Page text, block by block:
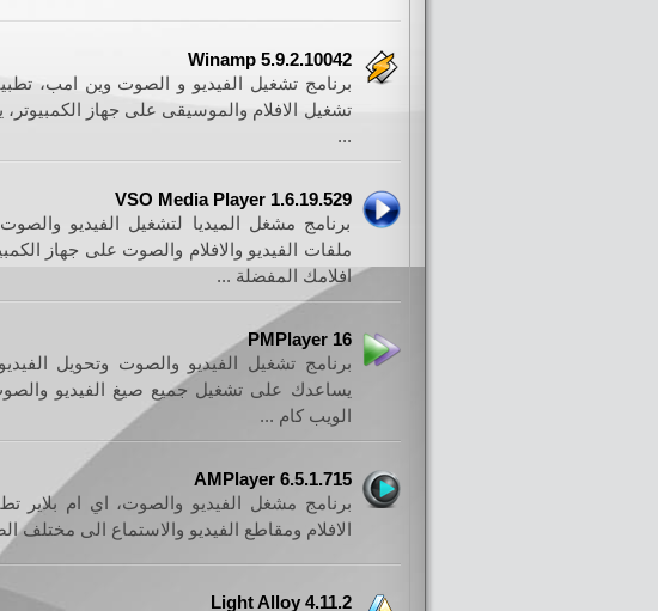
Winamp 5.9.2.10042
برنامج تشغيل الفيديو و الصوت وين امب،
تشغيل الافلام والموسيقى على جهاز
...
VSO Media Player 1.6.19.529
برنامج مشغل الميديا لتشغيل الفيديو
ملفات الفيديو والافلام والصوت على جهاز
افلامك المفضلة ...
PMPlayer 16
برنامج تشغيل الفيديو والصوت وتحويل
يساعدك على تشغيل جميع صيغ الفيديو والصوت
الويب كام ...
AMPlayer 6.5.1.715
برنامج مشغل الفيديو والصوت، اي ام
الافلام ومقاطع الفيديو والاستماع الى مختلف
Light Alloy 4.11.2